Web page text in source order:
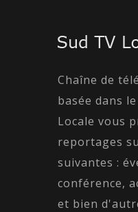
Chaîne de
basée dans
Locale vous
reportages
suivantes :
conférence,
et bien